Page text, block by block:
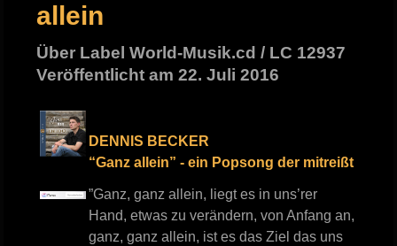
allein
Über Label World-Musik.cd / LC 12937
Veröffentlicht am 22. Juli 2016
DENNIS BECKER
“Ganz allein” - ein Popsong der mitreißt
”Ganz, ganz allein, liegt es in uns’rer
Hand, etwas zu verändern, von Anfang an,
ganz, ganz allein, ist es das Ziel das uns